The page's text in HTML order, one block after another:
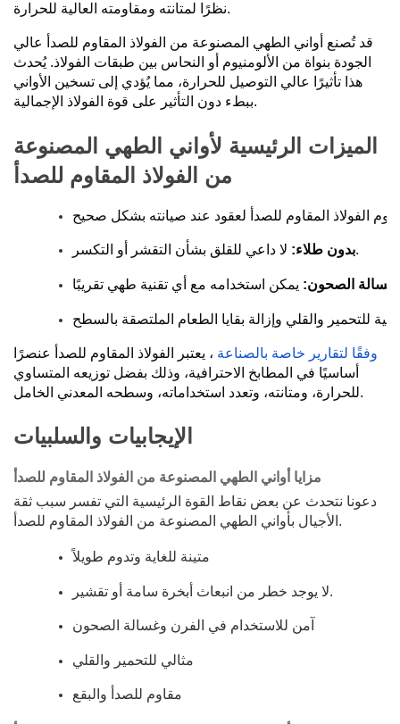
نظرًا لمتانته ومقاومته العالية للحرارة.
قد تُصنع أواني الطهي المصنوعة من الفولاذ المقاوم للصدأ عالي
الجودة بنواة من الألومنيوم أو النحاس بين طبقات الفولاذ. يُحدث
هذا تأثيرًا عالي التوصيل للحرارة، مما يُؤدي إلى تسخين الأواني
ببطء دون التأثير على قوة الفولاذ الإجمالية.
الميزات الرئيسية لأواني الطهي المصنوعة
من الفولاذ المقاوم للصدأ
بدون طلاء:لا داعي للقلق بشأن التقشر أو التكسر.
الصحون:
للتحمير والقلي وإزالة بقايا الطعام الملتصقة بالسطح
وفقًا لتقارير خاصة بالصناعة ، يعتبر الفولاذ المقاوم للصدأ عنصرًا
أساسيًا في المطابخ الاحترافية، وذلك بفضل توزيعه المتساوي
للحرارة، ومتانته، وتعدد استخداماته، وسطحه المعدني الخامل.
الإيجابيات والسلبيات
مزايا أواني الطهي المصنوعة من الفولاذ المقاوم للصدأ
دعونا نتحدث عن بعض نقاط القوة الرئيسية التي تفسر سبب ثقة
الأجيال بأواني الطهي المصنوعة من الفولاذ المقاوم للصدأ.
متينة للغاية وتدوم طويلاً
لا يوجد خطر من انبعاث أبخرة سامة أو تقشير.
آمن للاستخدام في الفرن وغسالة الصحون
مثالي للتحمير والقلي
مقاوم للصدأ والبقع